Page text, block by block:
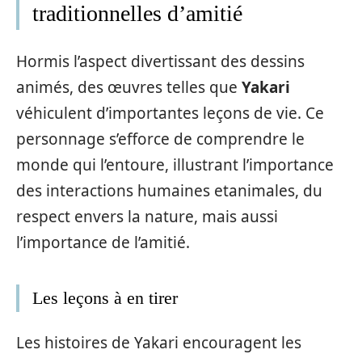
traditionnelles d’amitié
Hormis l’aspect divertissant des dessins
animés, des œuvres telles que Yakari
véhiculent d’importantes leçons de vie. Ce
personnage s’efforce de comprendre le
monde qui l’entoure, illustrant l’importance
des interactions humaines etanimales, du
respect envers la nature, mais aussi
l’importance de l’amitié.
Les leçons à en tirer
Les histoires de Yakari encouragent les